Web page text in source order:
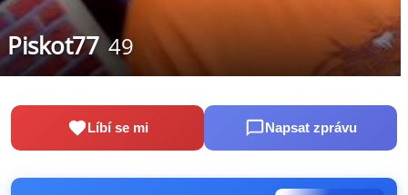
Piskot77 49
Líbí se mi Napsat zprávu